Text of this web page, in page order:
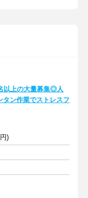
以上の大量募集◎人
ン作業でストレスフ
)